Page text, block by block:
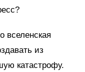
вселенская
из
катастрофу.